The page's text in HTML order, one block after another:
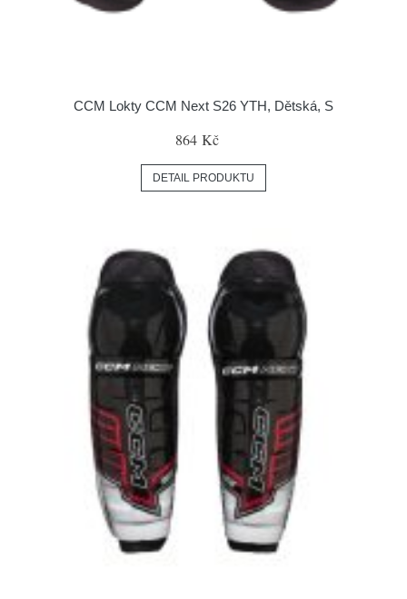
CCM Lokty CCM Next S26 YTH, Dětská, S
864 Kč
DETAIL PRODUKTU